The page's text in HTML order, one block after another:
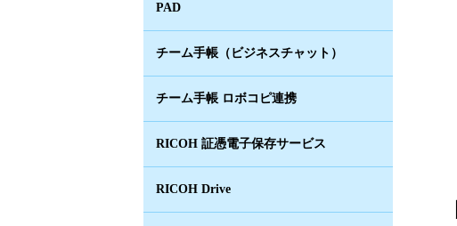
PAD
チーム手帳（ビジネスチャット）
チーム手帳 ロボコピ連携
RICOH 証憑電子保存サービス
RICOH Drive